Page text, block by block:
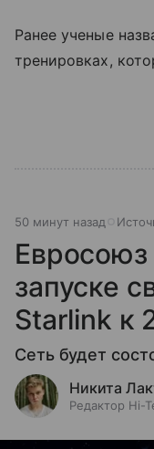
Ранее ученые
тренировках,
50 минут назад
Евросоюз
запуске
Starlink к
Сеть будет
Никита
Редактор Hi-